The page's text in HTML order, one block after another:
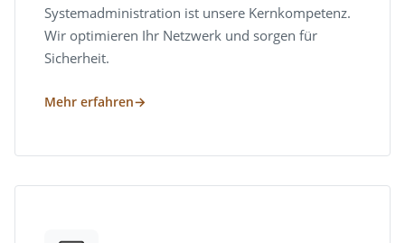
Systemadministration ist unsere Kernkompetenz.
Wir optimieren Ihr Netzwerk und sorgen für
Sicherheit.
Mehr erfahren